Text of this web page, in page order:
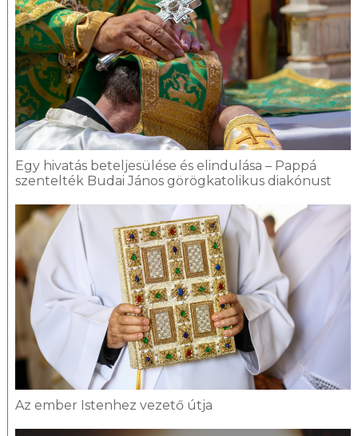
Egy hivatás beteljesülése és elindulása – Pappá
szentelték Budai János görögkatolikus diakónust
Az ember Istenhez vezető útja